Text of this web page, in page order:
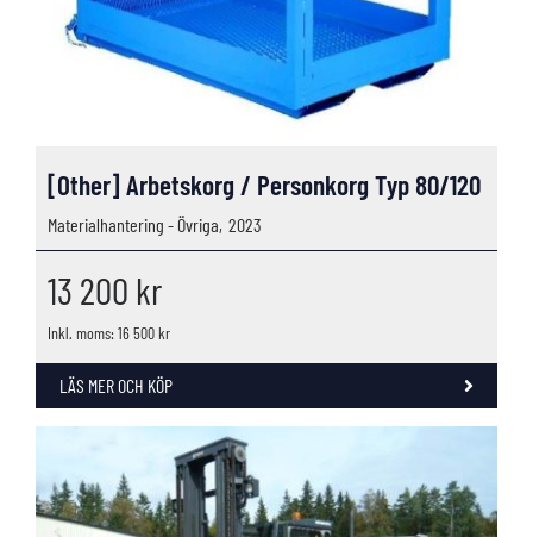
[Other] Arbetskorg / Personkorg Typ 80/120
Materialhantering - Övriga, 2023
13 200 kr
Inkl. moms: 16 500 kr
LÄS MER OCH KÖP